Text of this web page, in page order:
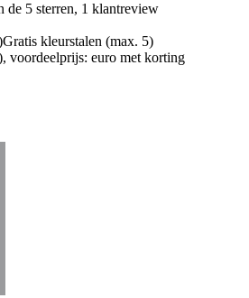
de 5 sterren, 1 klantreview
Gratis kleurstalen (max. 5)
voordeelprijs: euro met korting